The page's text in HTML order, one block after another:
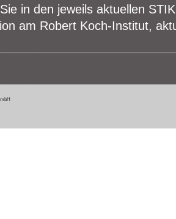
in den jeweils aktuellen
am Robert Koch-Institut,